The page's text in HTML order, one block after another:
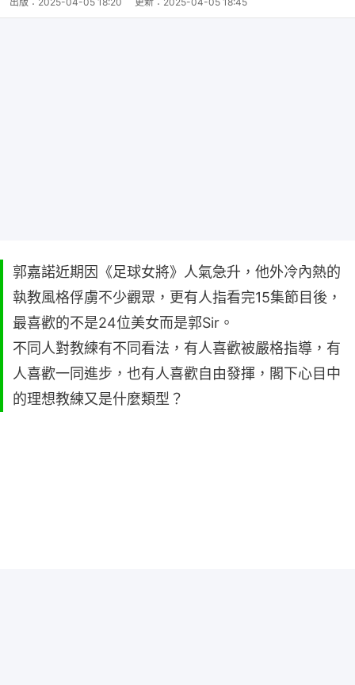
郭嘉諾近期因《足球女將》人氣急升，他外冷內熱的
執教風格俘虜不少觀眾，更有人指看完15集節目後，
最喜歡的不是24位美女而是郭Sir。
不同人對教練有不同看法，有人喜歡被嚴格指導，有
人喜歡一同進步，也有人喜歡自由發揮，閣下心目中
的理想教練又是什麼類型？